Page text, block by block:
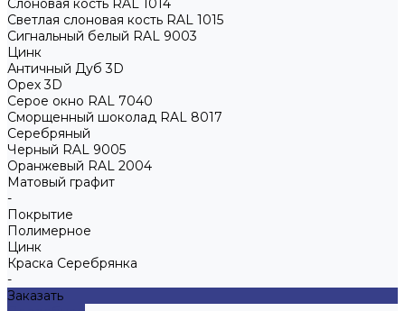
Слоновая кость RAL 1014
Светлая слоновая кость RAL 1015
Сигнальный белый RAL 9003
Цинк
Античный Дуб 3D
Орех 3D
Серое окно RAL 7040
Сморщенный шоколад RAL 8017
Серебряный
Черный RAL 9005
Оранжевый RAL 2004
Матовый графит
-
Покрытие
Полимерное
Цинк
Краска Серебрянка
-
Заказать